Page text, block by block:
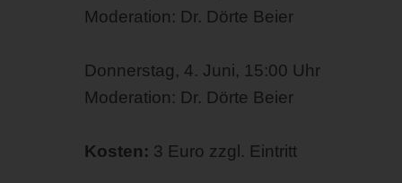
Moderation: Dr. Dörte Beier
Donnerstag, 4. Juni, 15:00 Uhr
Moderation: Dr. Dörte Beier
Kosten: 3 Euro zzgl. Eintritt